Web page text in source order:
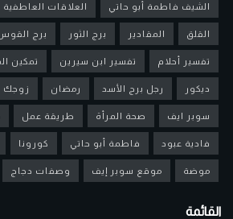
الشيف فاطمة أبو حاتي العلاقات العاطفية
القلق المقادير برج الثور برج
تفسير أحلام تفسير ابن سيرين تمكين
ديكور رجل برج الأسد رمضان زوجك
سوبر ايف صحة المرأة طريقة عمل
فادية عبود فاطمة أبو حاتي كورونا
موضة موقع سوبر إيف وصفات دجاج
القائمة